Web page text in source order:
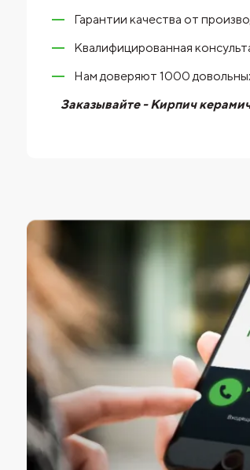
Гарантии качества от
Квалифицированная
Нам доверяют 1000
Заказывайте - Кирпич